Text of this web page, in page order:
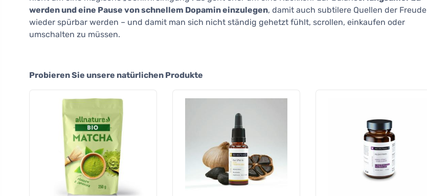
werden und eine Pause von schnellem Dopamin einzulegen, damit auch subtilere Quellen der Freude
wieder spürbar werden – und damit man sich nicht ständig gehetzt fühlt, scrollen, einkaufen oder
umschalten zu müssen.
Probieren Sie unsere natürlichen Produkte